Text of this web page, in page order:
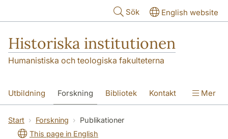
Sök English website
Historiska institutionen
Humanistiska och teologiska fakulteterna
Utbildning Forskning Bibliotek Kontakt
Om institutionen
Mer
Start Forskning
Publikationer
This page in English